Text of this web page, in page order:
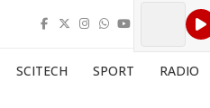
SCITECH SPORT RADIO